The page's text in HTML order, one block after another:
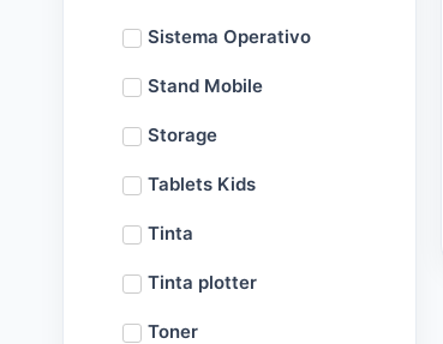
Sistema Operativo
Stand Mobile
Storage
Tablets Kids
Tinta
Tinta plotter
Toner